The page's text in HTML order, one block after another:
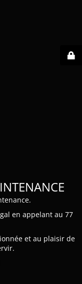
en appelant au 77
et au plaisir de